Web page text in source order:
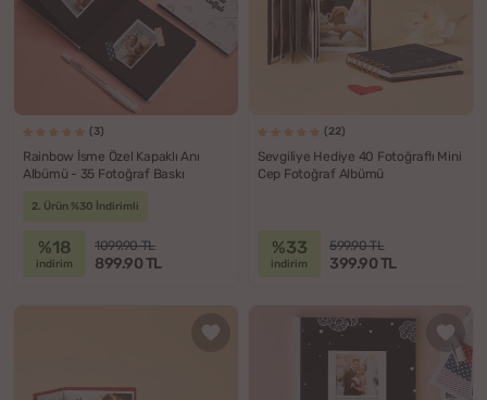
(3)
Rainbow İsme Özel Kapaklı Anı
Albümü - 35 Fotoğraf Baskı
2. Ürün %30 İndirimli
%18
indirim
1099.90 TL
899.90 TL
(22)
Sevgiliye Hediye 40 Fotoğraflı Mini
Cep Fotoğraf Albümü
%33
indirim
599.90 TL
399.90 TL